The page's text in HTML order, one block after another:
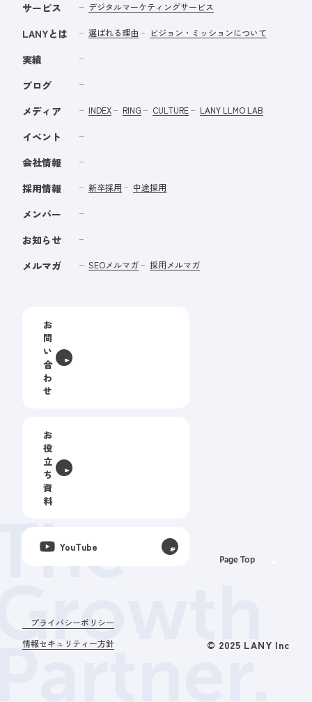
プライバシーポリシー
情報セキュリティー方針
© 2025 LANY Inc
サービス デジタルマーケティングサービス
LANYとは 選ばれる理由 ビジョン・ミッションについて
実績
ブログ
メディア
INDEX RING CULTURE LANY LLMO LAB
イベント
会社情報
採用情報
新卒採用 中途採用
メンバー
お知らせ
メルマガ
SEOメルマガ 採用メルマガ
お
問
い
合
わ
せ
お
役
立
ち
資
料
YouTube
Page Top